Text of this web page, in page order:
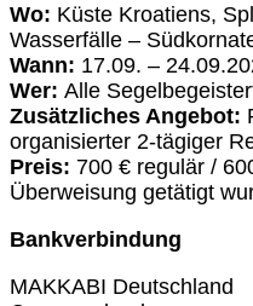
Wo: Küste Kroatiens,
Wasserfälle –
Wann: 17.09. –
Wer: Alle
Zusätzliches Angebot:
organisierter 2-tägiger
Preis: 700 € regulär /
Überweisung getätigt
Bankverbindung
MAKKABI Deutschland